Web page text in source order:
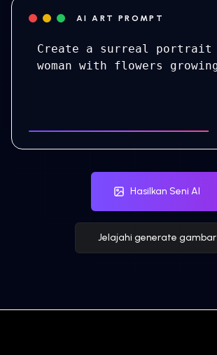
AI ART PROMPT
Hasilkan Seni AI
Jelajahi generate gambar